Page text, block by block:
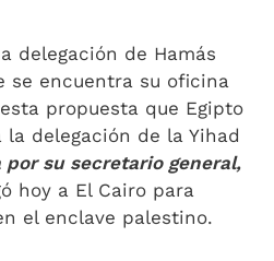
delegación de Hamás
se encuentra su oficina
propuesta que Egipto
delegación de la Yihad
por su secretario general,
hoy a El Cairo para
el enclave palestino.